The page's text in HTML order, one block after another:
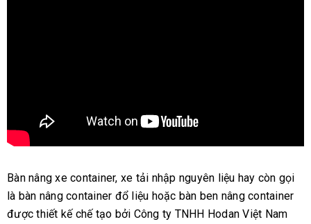
Bàn nâng xe container, xe tải nhập nguyên liệu hay còn gọi
là bàn nâng container đổ liệu hoặc bàn ben nâng container
được thiết kế chế tạo bởi Công ty TNHH Hodan Việt Nam